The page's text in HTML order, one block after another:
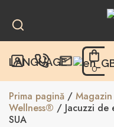
content
LANGUAGE
0
Prima pagină / Magazin
Wellness® / Jacuzzi de
SUA